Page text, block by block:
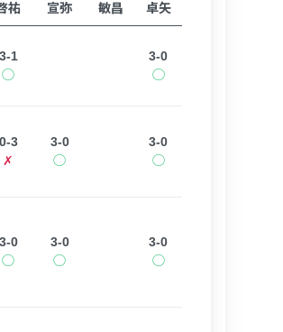
祐
宣弥
敏昌
卓矢
3-1
◯
3-0
◯
0-3
✗
3-0
◯
3-0
◯
3-0
◯
3-0
◯
3-0
◯